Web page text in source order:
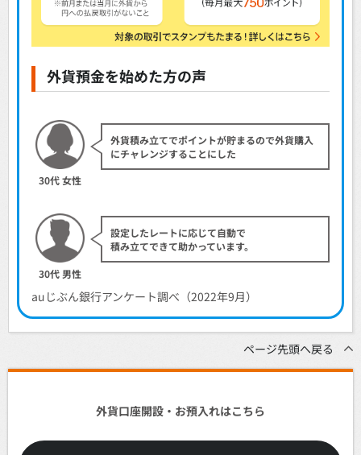
外貨預金を始めた方の声
30代 女性
外貨積み立てでポイントが貯まるので外貨購入
にチャレンジすることにした
30代 男性
設定したレートに応じて自動で
積み立てできて助かっています。
auじぶん銀行アンケート調べ（2022年9月）
ページ先頭へ戻る
外貨口座開設・お預入れはこちら